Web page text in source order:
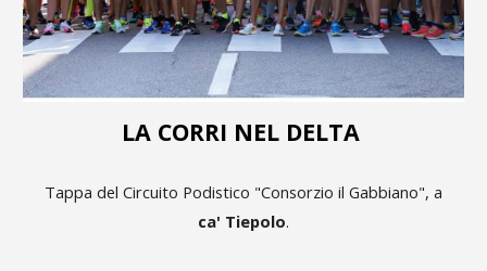
LA CORRI NEL DELTA
Tappa del Circuito Podistico "Consorzio il Gabbiano", a
ca' Tiepolo.